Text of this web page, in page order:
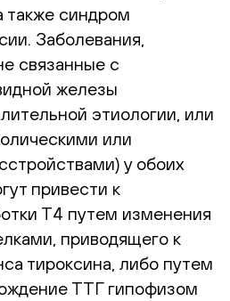
также синдром
Заболевания,
связанные с
железы
этиологии, или
или
у обоих
привести к
Т4 путем изменения
приводящего к
тироксина, либо путем
ТТГ гипофизом